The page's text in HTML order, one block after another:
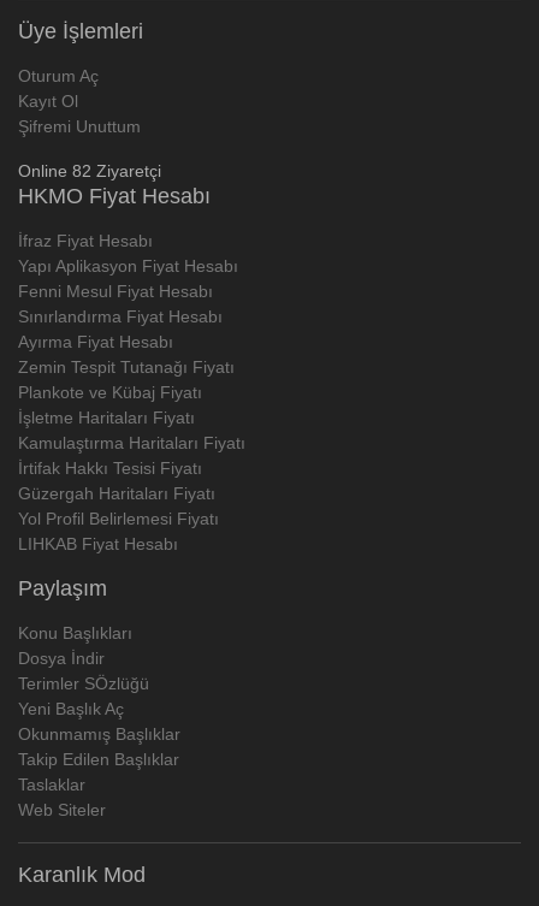
Üye İşlemleri
Oturum Aç
Kayıt Ol
Şifremi Unuttum
Online 82 Ziyaretçi
HKMO Fiyat Hesabı
İfraz Fiyat Hesabı
Yapı Aplikasyon Fiyat Hesabı
Fenni Mesul Fiyat Hesabı
Sınırlandırma Fiyat Hesabı
Ayırma Fiyat Hesabı
Zemin Tespit Tutanağı Fiyatı
Plankote ve Kübaj Fiyatı
İşletme Haritaları Fiyatı
Kamulaştırma Haritaları Fiyatı
İrtifak Hakkı Tesisi Fiyatı
Güzergah Haritaları Fiyatı
Yol Profil Belirlemesi Fiyatı
LIHKAB Fiyat Hesabı
Paylaşım
Konu Başlıkları
Dosya İndir
Terimler SÖzlüğü
Yeni Başlık Aç
Okunmamış Başlıklar
Takip Edilen Başlıklar
Taslaklar
Web Siteler
Karanlık Mod